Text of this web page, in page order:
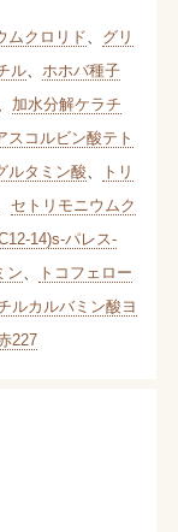
ムクロリド
グリ
ル、 ホホバ種子
加水分解ケラチ
スコルビン酸テト
ルタミン酸
トリ
セトリモニウムク
14)s-パレス-
ン
トコフェロー
ルカルバミン酸ヨ
227